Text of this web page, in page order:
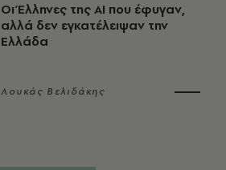
Οι Έλληνες της ΑΙ που έφυγαν,
αλλά δεν εγκατέλειψαν την
Ελλάδα
Λουκάς Βελιδάκης